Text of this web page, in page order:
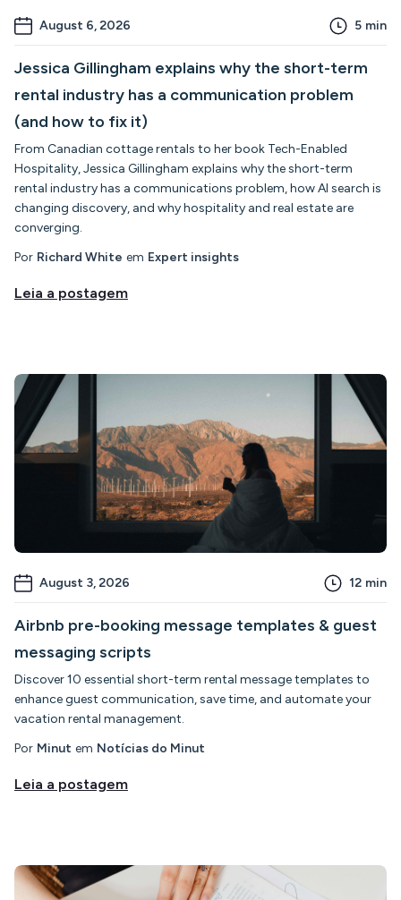
August 6, 2026 5 min
Jessica Gillingham explains why the short-term
rental industry has a communication problem
(and how to fix it)
From Canadian cottage rentals to her book Tech-Enabled
Hospitality, Jessica Gillingham explains why the short-term
rental industry has a communications problem, how AI search is
changing discovery, and why hospitality and real estate are
converging.
Por Richard White em Expert insights
Leia a postagem
August 3, 2026 12 min
Airbnb pre-booking message templates & guest
messaging scripts
Discover 10 essential short-term rental message templates to
enhance guest communication, save time, and automate your
vacation rental management.
Por Minut em Notícias do Minut
Leia a postagem